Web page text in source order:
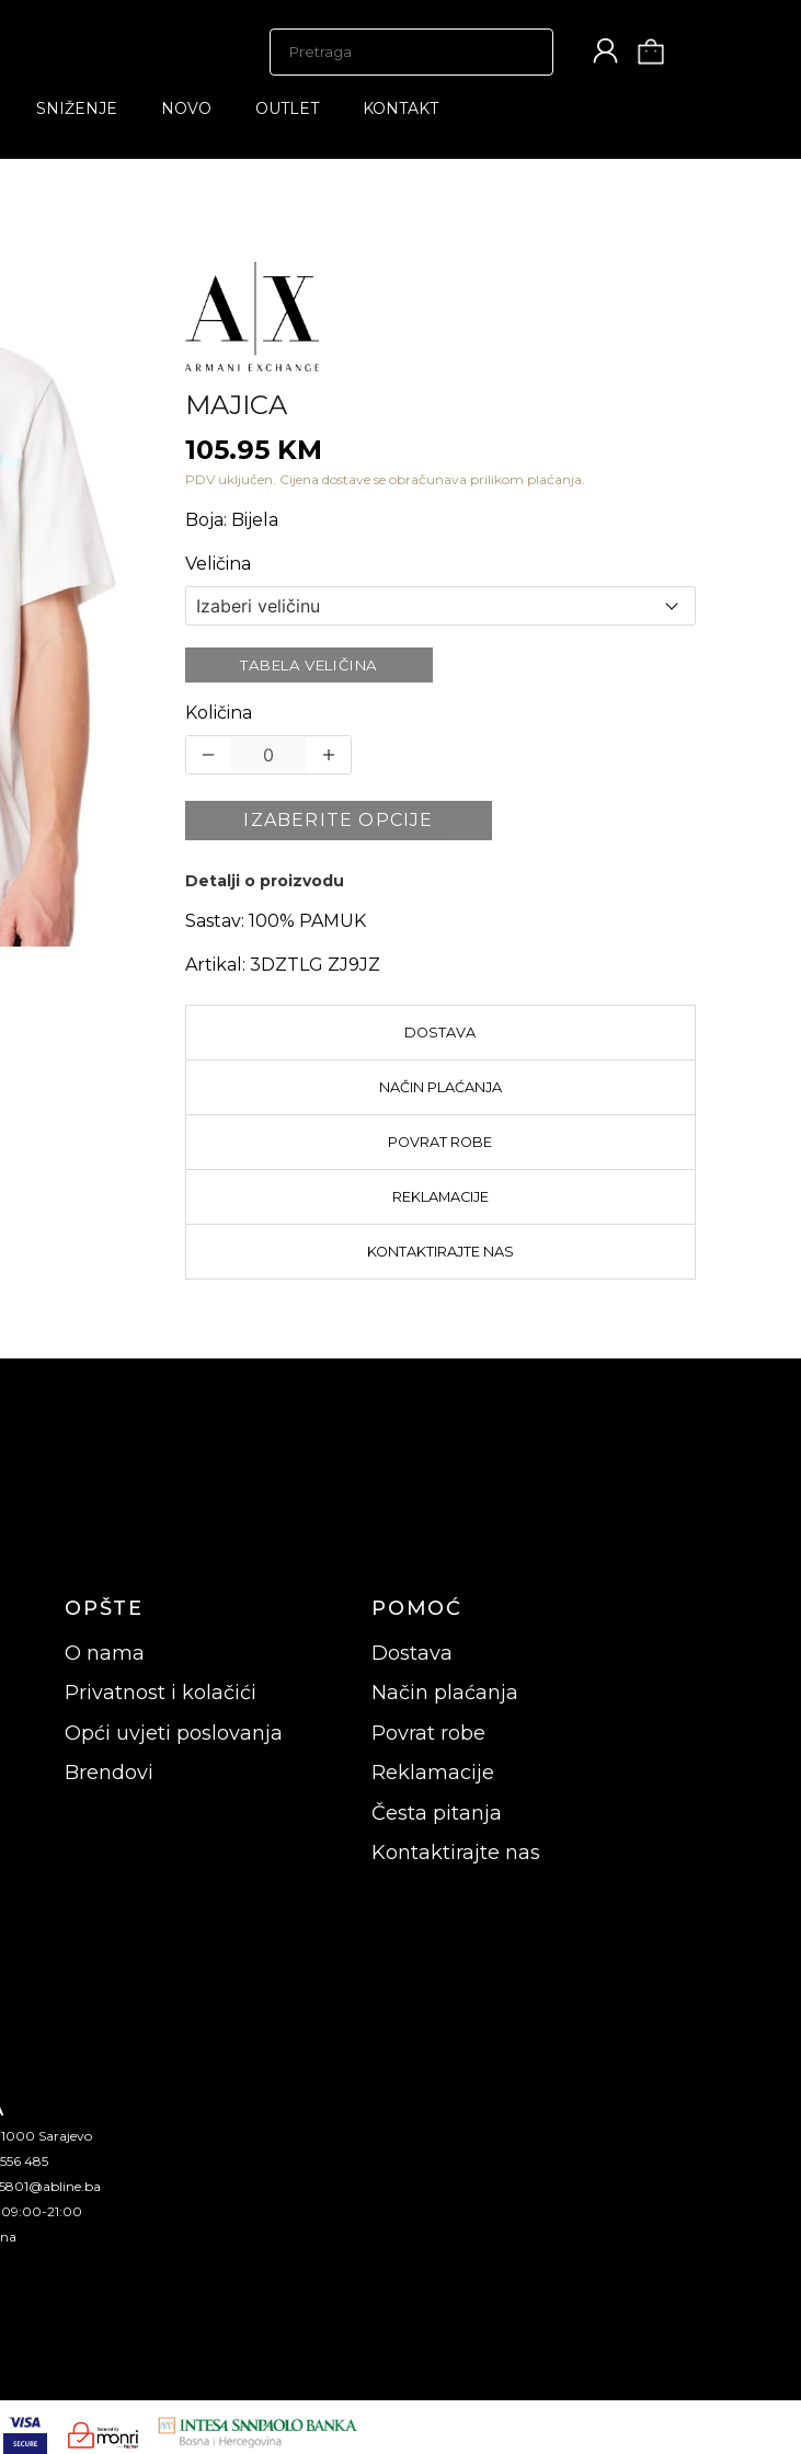
SNIŽENJE NOVO OUTLET KONTAKT
MAJICA
105.95 KM
PDV uključen. Cijena dostave se obračunava prilikom plaćanja.
Boja: Bijela
Veličina
TABELA VELIČINA
Količina
IZABERITE OPCIJE
Detalji o proizvodu
Sastav: 100% PAMUK
Artikal: 3DZTLG ZJ9JZ
DOSTAVA
NAČIN PLAĆANJA
POVRAT ROBE
REKLAMACIJE
KONTAKTIRAJTE NAS
OPŠTE
O nama
Privatnost i kolačići
Opći uvjeti poslovanja
Brendovi
POMOĆ
Dostava
Način plaćanja
Povrat robe
Reklamacije
Česta pitanja
Kontaktirajte nas
Sarajevo
485
21:00